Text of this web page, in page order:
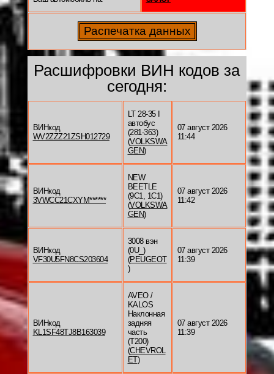
Расшифровки ВИН кодов за
сегодня:
ВИНкод
WV2ZZZ21ZSH012729
LT 28-35 I
автобус
(281-363)
(VOLKSWA
GEN)
07 август 2026
11:44
ВИНкод
3VWCC21CXYM******
NEW
BEETLE
(9C1, 1C1)
(VOLKSWA
GEN)
07 август 2026
11:42
ВИНкод
VF30U5FN8CS203604
3008 вэн
(0U_)
(PEUGEOT
)
07 август 2026
11:39
ВИНкод
KL1SF48TJ8B163039
AVEO /
KALOS
Наклонная
задняя
часть
(T200)
(CHEVROL
ET)
07 август 2026
11:39